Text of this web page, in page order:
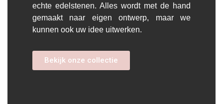
echte edelstenen. Alles wordt met de hand
gemaakt naar eigen ontwerp, maar we
kunnen ook uw idee uitwerken.
Bekijk onze collectie